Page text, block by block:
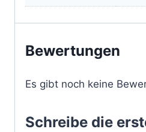
Bewertungen
Es gibt noch keine
Schreibe die